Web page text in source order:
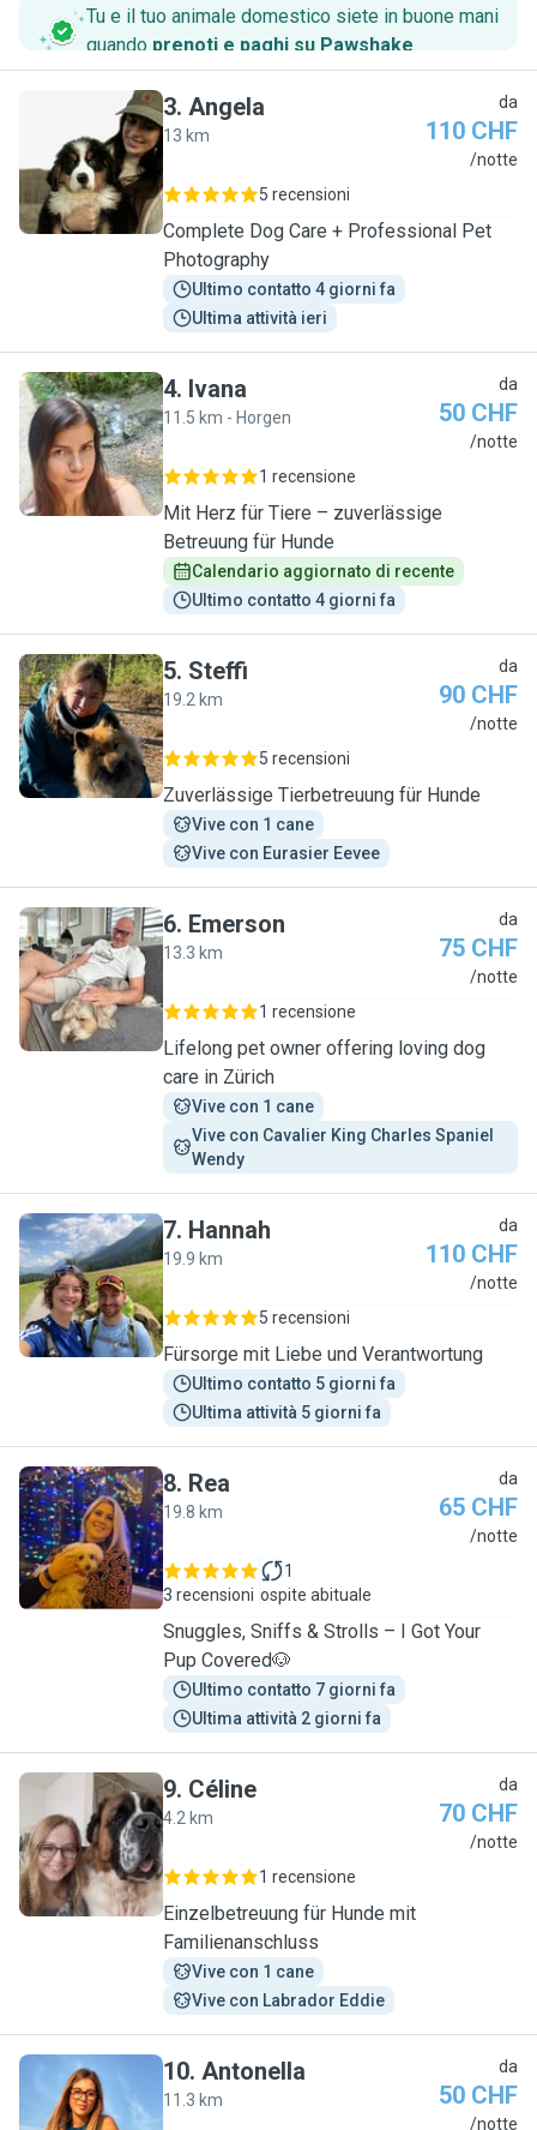
Tu e il tuo animale domestico siete in buone mani
quando prenoti e paghi su Pawshake.
A
3. Angela
13 km
da
110 CHF
/notte
5 recensioni
Complete Dog Care + Professional Pet
Photography
Ultimo contatto 4 giorni fa
Ultima attività ieri
I
4. Ivana
11.5 km - Horgen
da
50 CHF
/notte
1 recensione
Mit Herz für Tiere – zuverlässige
Betreuung für Hunde
Calendario aggiornato di recente
Ultimo contatto 4 giorni fa
S
5. Steffi
19.2 km
da
90 CHF
/notte
5 recensioni
Zuverlässige Tierbetreuung für Hunde
Vive con 1 cane
Vive con Eurasier Eevee
E
6. Emerson
13.3 km
da
75 CHF
/notte
1 recensione
Lifelong pet owner offering loving dog
care in Zürich
Vive con 1 cane
Vive con Cavalier King Charles Spaniel
Wendy
H
7. Hannah
19.9 km
da
110 CHF
/notte
5 recensioni
Fürsorge mit Liebe und Verantwortung
Ultimo contatto 5 giorni fa
Ultima attività 5 giorni fa
R
8. Rea
19.8 km
da
65 CHF
/notte
3 recensioni
1
ospite abituale
Snuggles, Sniffs & Strolls – I Got Your
Pup Covered🐶
Ultimo contatto 7 giorni fa
Ultima attività 2 giorni fa
C
9. Céline
4.2 km
da
70 CHF
/notte
1 recensione
Einzelbetreuung für Hunde mit
Familienanschluss
Vive con 1 cane
Vive con Labrador Eddie
10. Antonella
11.3 km
da
50 CHF
/notte